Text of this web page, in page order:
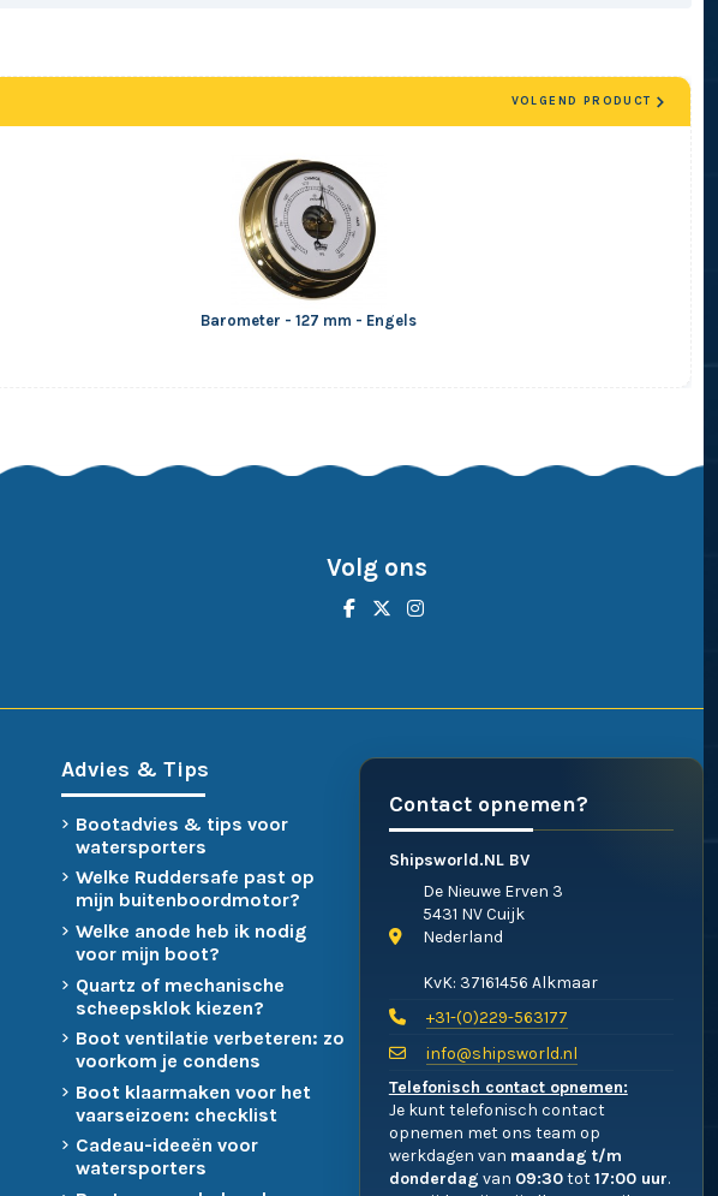
Barometer - 127 mm - Engels
VOLGEND PRODUCT
Volg ons
Advies & Tips
Bootadvies & tips voor
watersporters
Welke Ruddersafe past op
mijn buitenboordmotor?
Welke anode heb ik nodig
voor mijn boot?
Quartz of mechanische
scheepsklok kiezen?
Boot ventilatie verbeteren: zo
voorkom je condens
Boot klaarmaken voor het
vaarseizoen: checklist
Cadeau-ideeën voor
watersporters
Contact opnemen?
Shipsworld.NL BV
De Nieuwe Erven 3
5431 NV Cuijk
Nederland
KvK: 37161456 Alkmaar
+31-(0)229-563177
info@shipsworld.nl
Telefonisch contact opnemen:
Je kunt telefonisch contact
opnemen met ons team op
werkdagen van maandag t/m
donderdag van 09:30tot17:00 uur.